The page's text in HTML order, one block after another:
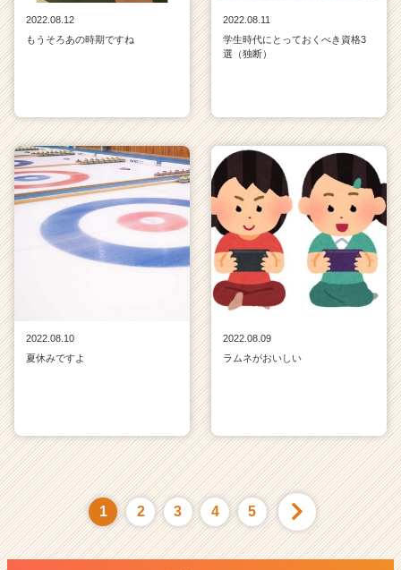
2022.08.12
もうそろあの時期ですね
2022.08.11
学生時代にとっておくべき資格3
選（独断）
2022.08.10
夏休みですよ
2022.08.09
ラムネがおいしい
1 2 3 4 5